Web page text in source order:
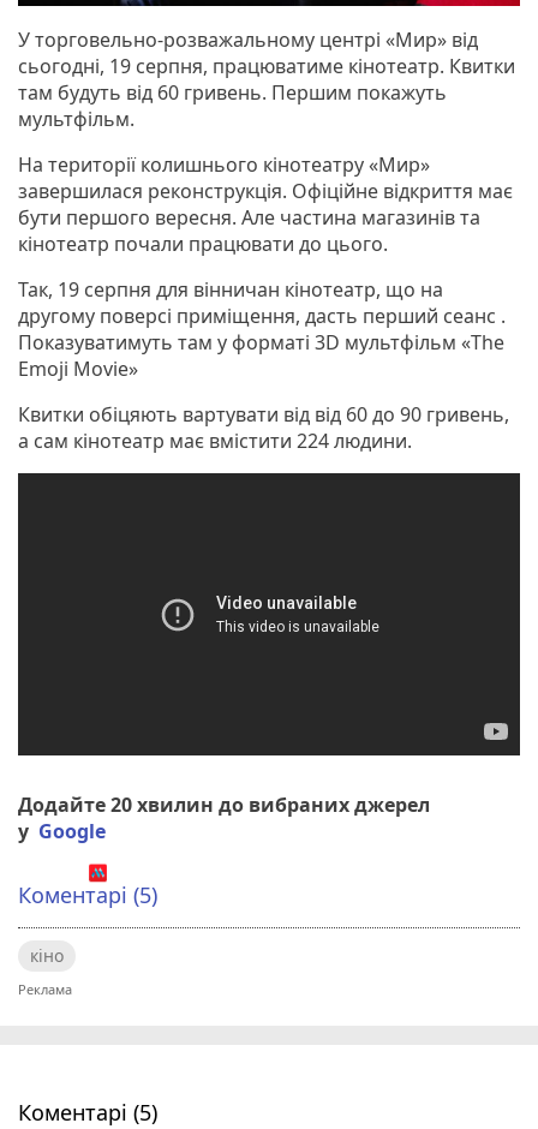
У торговельно-розважальному центрі «Мир» від
сьогодні, 19 серпня, працюватиме кінотеатр. Квитки
там будуть від 60 гривень. Першим покажуть
мультфільм.
На території колишнього кінотеатру «Мир»
завершилася реконструкція. Офіційне відкриття має
бути першого вересня. Але частина магазинів та
кінотеатр почали працювати до цього.
Так, 19 серпня для вінничан кінотеатр, що на
другому поверсі приміщення, дасть перший сеанс .
Показуватимуть там у форматі 3D мультфільм «The
Emoji Movie»
Квитки обіцяють вартувати від від 60 до 90 гривень,
а сам кінотеатр має вмістити 224 людини.
Додайте 20 хвилин до вибраних джерел
у Google
Коментарі (5)
кіно
Коментарі (5)